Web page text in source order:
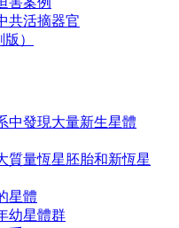
共活摘器官
）
中發現大量新生星體
質量恆星胚胎和新恆星
星體
幼星體群